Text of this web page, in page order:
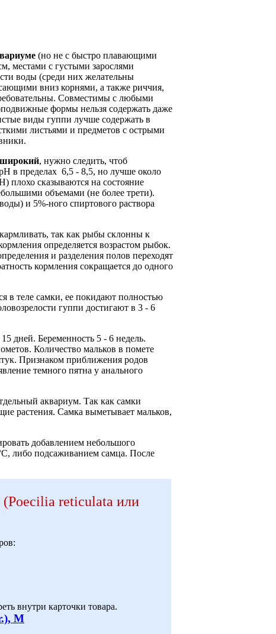
(но не с быстро плавающими
местами с густыми зарослями
воды (среди них желательны
вниз корнями, а также риччия,
Совместимы с любыми
формы нельзя содержать даже
виды гуппи лучше содержать в
листьями и предметов с острыми
широкий, нужно следить, чтоб
в пределах 6,5 - 8,5, но лучше около
плохо сказываются на состояние
объемами (не более трети).
и 5%-ного спиртового раствора
так как рыбы склонны к
определяется возрастом рыбок.
и разделения полов переходят
кормления сокращается до одного
в теле самки, ее покидают полностью
гуппи достигают в 3 - 6
дней. Беременность 5 - 6 недель.
Количество мальков в помете
Признаком приближения родов
темного пятна у анального
аквариум. Так как самки
растения. Самка выметывает мальков,
добавлением небольшого
либо подсаживанием самца. После
reticulata или
внутри карточки товара.
M